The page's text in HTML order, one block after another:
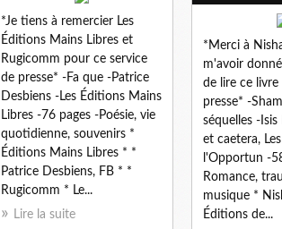
*Je tiens à remercier Les
Éditions Mains Libres et
Rugicomm pour ce service
de presse* -Fa que -Patrice
Desbiens -Les Éditions Mains
Libres -76 pages -Poésie, vie
quotidienne, souvenirs *
Éditions Mains Libres * *
Patrice Desbiens, FB * *
Rugicomm * Le...
Lire la suite
*Merci à
m'avoir
de lire ce
presse* -
séquelles -
et caetera,
l'Opportun -
Romance,
musique *
Éditions de...